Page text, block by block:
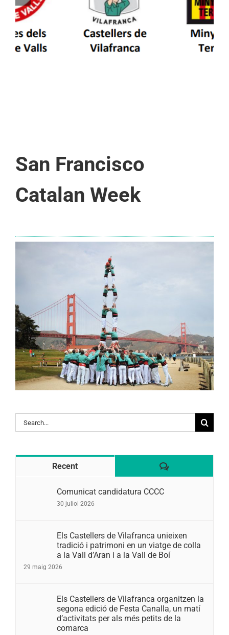
patrimoni en un viatge de colla a la Vall
d’Aran i a la Vall de Boí
San Francisco
Catalan Week
Search
for:
Recent Comentaris
Comunicat candidatura CCCC
30 juliol 2026
Els Castellers de Vilafranca unieixen
tradició i patrimoni en un viatge de colla
a la Vall d’Aran i a la Vall de Boí
29 maig 2026
Els Castellers de Vilafranca organitzen la
segona edició de Festa Canalla, un matí
d’activitats per als més petits de la
comarca